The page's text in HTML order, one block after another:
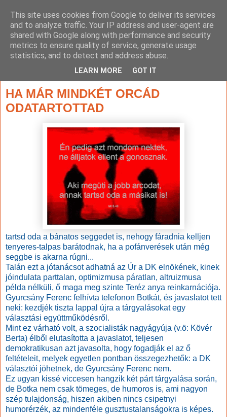
HA MÁR MINDKÉT ORCÁD
ODATARTOTTAD
tartsd oda a bánatos seggedet is, nehogy fáradnia kelljen
tenyeres-talpas barátodnak, ha a pofánverések után még
seggbe is akarna rúgni...
Talán ezt a jótanácsot adhatná az Úr a DK elnökének, kinek
jóindulata parttalan, optimizmusa páratlan, altruizmusa
példa nélküli, ő maga meg szinte Teréz anya reinkarnációja.
Gyurcsány Ferenc felhívta telefonon Botkát, és javaslatot tett
neki: kezdjék tiszta lappal újra a tárgyalásokat egy
választási együttműködésről.
Mint ez várható volt, a szocialisták nagyágyúja (v.ö: Kövér
Berta) élből elutasította a javaslatot, teljesen
demokratikusan azt javasolta, hogy fogadják el az ő
feltételeit, melyek egyetlen pontban összegezhetők: a DK
választói jöhetnek, de Gyurcsány Ferenc nem.
Ez ugyan kissé viccesen hangzik két párt tárgyalása során,
de Botka nem csak tömeges, de humoros is, ami nagyon
szép tulajdonság, hiszen akiben nincs csipetnyi
humorérzék, az mindenféle gusztustalanságokra is képes.
This site uses cookies from Google to deliver its services
and to analyze traffic. Your IP address and user-agent are
shared with Google along with performance and security
metrics to ensure quality of service, generate usage
statistics, and to detect and address abuse.
LEARN MORE GOT IT